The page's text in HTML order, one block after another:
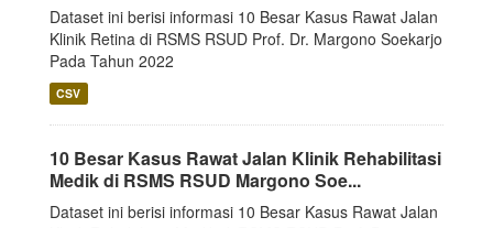
Dataset ini berisi informasi 10 Besar Kasus Rawat Jalan
Klinik Retina di RSMS RSUD Prof. Dr. Margono Soekarjo
Pada Tahun 2022
CSV
10 Besar Kasus Rawat Jalan Klinik Rehabilitasi
Medik di RSMS RSUD Margono Soe...
Dataset ini berisi informasi 10 Besar Kasus Rawat Jalan